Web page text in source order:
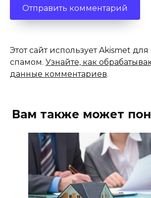
Этот сайт использует Akismet
спамом. Узнайте, как
данные комментариев.
Вам также может